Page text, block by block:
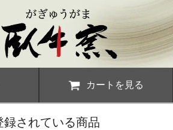
カートを見る
録されている商品